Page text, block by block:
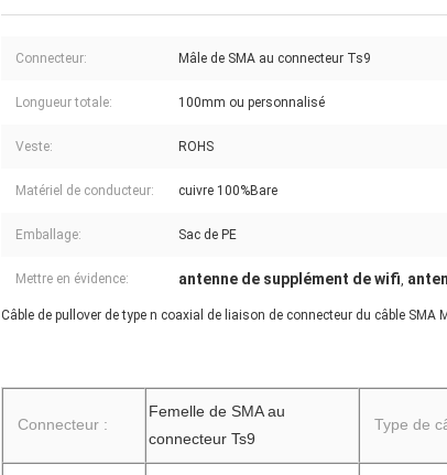
Connecteur: Mâle de SMA au connecteur Ts9
Longueur totale: 100mm ou personnalisé
Veste: ROHS
Matériel de conducteur: cuivre 100%Bare
Emballage: Sac de PE
Mettre en évidence: antenne de supplément de wifi
Câble de pullover de type n coaxial de liaison de connecteur du câble SMA
Connecteur :
Femelle de SMA au
connecteur Ts9
Type de